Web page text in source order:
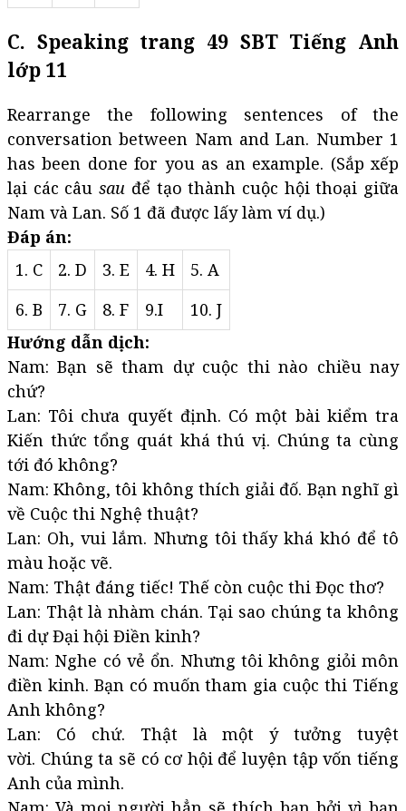
C. Speaking trang 49 SBT Tiếng Anh
lớp 11
Rearrange the following sentences of the
conversation between Nam and Lan. Number 1
has been done for you as an example. (Sắp xếp
lại các câusau để tạo thành cuộc hội thoại giữa
Nam và Lan. Số 1 đã được lấy làm ví dụ.)
Đáp án:
1. C
2. D 3. E 4. H
5. A
6. B
7. G 8. F 9.I
10. J
Hướng dẫn dịch:
Nam: Bạn sẽ tham dự cuộc thi nào chiều nay
chứ?
Lan: Tôi chưa quyết định. Có một bài kiểm tra
Kiến thức tổng quát khá thú vị. Chúng ta cùng
tới đó không?
Nam: Không, tôi không thích giải đố. Bạn nghĩ gì
về Cuộc thi Nghệ thuật?
Lan: Oh, vui lắm. Nhưng tôi thấy khá khó để tô
màu hoặc vẽ.
Nam: Thật đáng tiếc! Thế còn cuộc thi Đọc thơ?
Lan: Thật là nhàm chán. Tại sao chúng ta không
đi dự Đại hội Điền kinh?
Nam: Nghe có vẻ ổn. Nhưng tôi không giỏi môn
điền kinh. Bạn có muốn tham gia cuộc thi Tiếng
Anh không?
Lan: Có chứ. Thật là một ý tưởng tuyệt
vời. Chúng ta sẽ có cơ hội để luyện tập vốn tiếng
Anh của mình.